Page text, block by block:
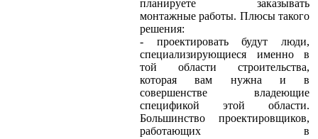
планируете заказывать
монтажные работы. Плюсы такого
решения:
- проектировать будут люди,
специализирующиеся именно в
той области строительства,
которая вам нужна и в
совершенстве владеющие
спецификой этой области.
Большинство проектировщиков,
работающих в